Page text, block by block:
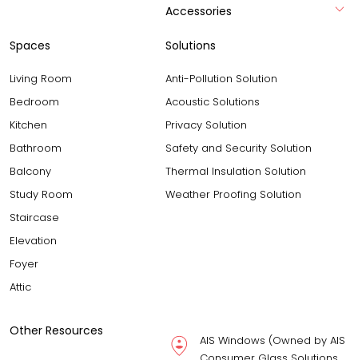
Accessories
Spaces
Living Room
Bedroom
Kitchen
Bathroom
Balcony
Study Room
Staircase
Elevation
Foyer
Attic
Solutions
Anti-Pollution Solution
Acoustic Solutions
Privacy Solution
Safety and Security Solution
Thermal Insulation Solution
Weather Proofing Solution
Other Resources
AIS Windows (Owned by AIS